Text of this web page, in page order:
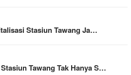
Stasiun Tawang Ja…
Tawang Tak Hanya S…